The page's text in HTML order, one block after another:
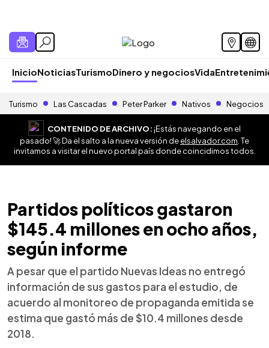
InicioNoticiasTurismoDinero y negociosVida
Turismo Las Cascadas Peter Parker Nativos Negocios
CONTENIDO DE ARCHIVO:¡Estás navegando en el
pasado! 🚀 Da el salto a la nueva versión deelsalvador.com . Te
invitamos a visitar el nuevo portal país donde coincidimos todos.
Partidos políticos gastaron
$145.4 millones en ocho años,
según informe
A pesar que el partido Nuevas Ideas no entregó
información de sus gastos para el estudio, de
acuerdo al monitoreo de propaganda emitida se
estima que gastó más de $10.4 millones desde
2018.